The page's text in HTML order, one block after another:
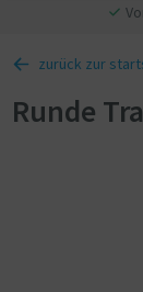
zurück zur
Runde